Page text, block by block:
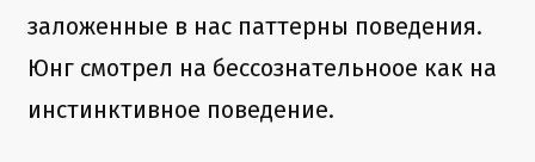
заложенные в нас паттерны поведения.
Юнг смотрел на бессознательноое как на
инстинктивное поведение.